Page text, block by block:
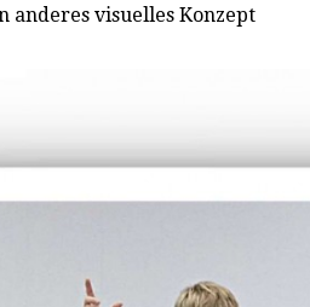
anderes visuelles Konzept